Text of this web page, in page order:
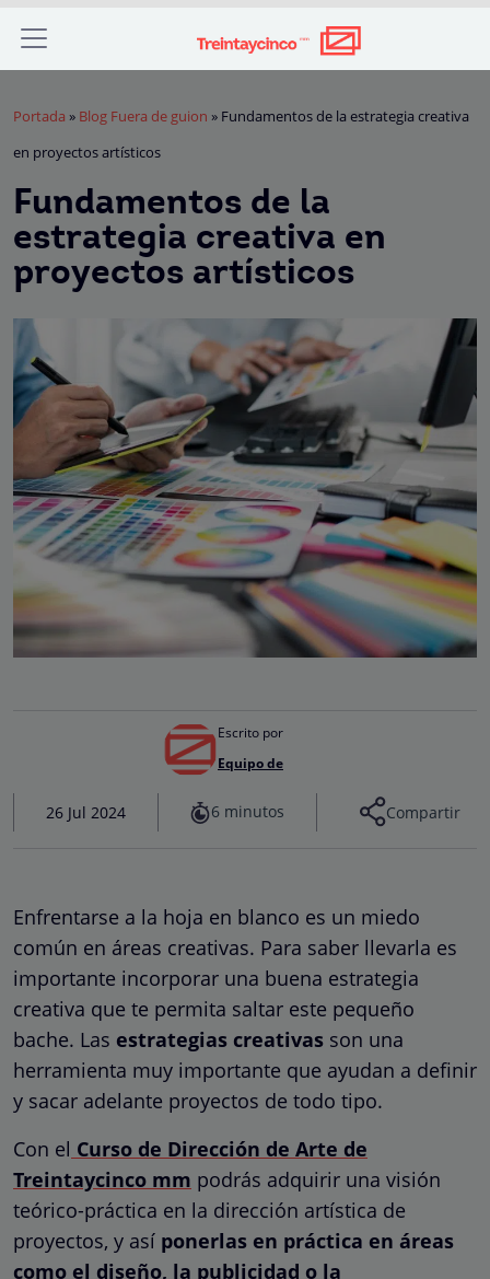
Portada » Blog Fuera de guion » Fundamentos de la estrategia creativa
en proyectos artísticos
Fundamentos de la
estrategia creativa en
proyectos artísticos
Escrito por
Equipo de
26 Jul 2024 6 minutos Compartir
Enfrentarse a la hoja en blanco es un miedo
común en áreas creativas. Para saber llevarla es
importante incorporar una buena estrategia
creativa que te permita saltar este pequeño
bache. Las estrategias creativas son una
herramienta muy importante que ayudan a definir
y sacar adelante proyectos de todo tipo.
Con el Curso de Dirección de Arte de
Treintaycinco mm podrás adquirir una visión
teórico-práctica en la dirección artística de
proyectos, y así ponerlas en práctica en áreas
como el diseño, la publicidad o la